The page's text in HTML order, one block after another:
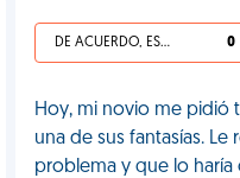
DE ACUERDO, ES UNA VIDA HP 0
Hoy, mi novio me pidió
una de sus fantasías.
problema y que lo